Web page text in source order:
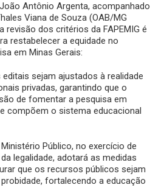
Antônio Argenta, acompanhado
Viana de Souza (OAB/MG
revisão dos critérios da FAPEMIG é
restabelecer a equidade no
em Minas Gerais:
editais sejam ajustados à realidade
privadas, garantindo que o
de fomentar a pesquisa em
compõem o sistema educacional
Público, no exercício de
legalidade, adotará as medidas
que os recursos públicos sejam
fortalecendo a educação